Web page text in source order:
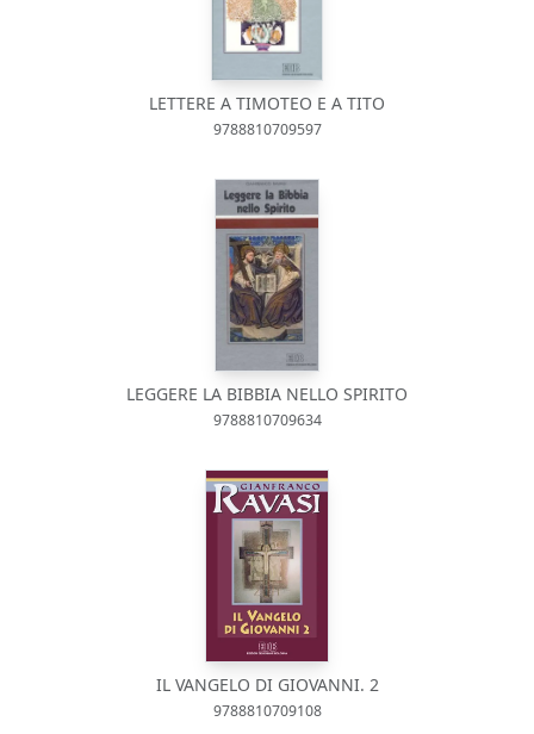
LETTERE A TIMOTEO E A TITO
9788810709597
LEGGERE LA BIBBIA NELLO SPIRITO
9788810709634
IL VANGELO DI GIOVANNI. 2
9788810709108